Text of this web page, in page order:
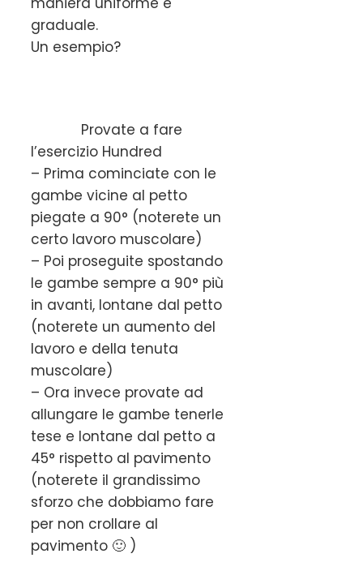
graduale.
Un esempio?
Provate a fare
l’esercizio Hundred
– Prima cominciate con le
gambe vicine al petto
piegate a 90° (noterete un
certo lavoro muscolare)
– Poi proseguite spostando
le gambe sempre a 90° più
in avanti, lontane dal petto
(noterete un aumento del
lavoro e della tenuta
muscolare)
– Ora invece provate ad
allungare le gambe tenerle
tese e lontane dal petto a
45° rispetto al pavimento
(noterete il grandissimo
sforzo che dobbiamo fare
per non crollare al
pavimento 🙂 )